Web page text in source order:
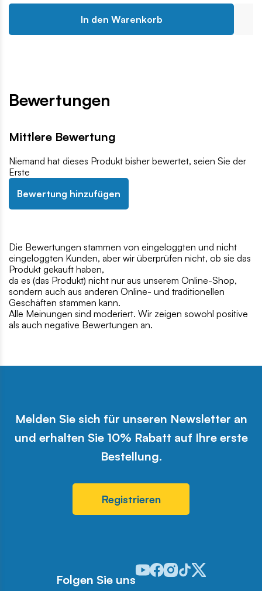
In den Warenkorb
Bewertungen
Mittlere Bewertung
Niemand hat dieses Produkt bisher bewertet, seien Sie der
Erste
Bewertung hinzufügen
Die Bewertungen stammen von eingeloggten und nicht
eingeloggten Kunden, aber wir überprüfen nicht, ob sie das
Produkt gekauft haben,
da es (das Produkt) nicht nur aus unserem Online-Shop,
sondern auch aus anderen Online- und traditionellen
Geschäften stammen kann.
Alle Meinungen sind moderiert. Wir zeigen sowohl positive
als auch negative Bewertungen an.
Melden Sie sich für unseren Newsletter an
und erhalten Sie 10% Rabatt auf Ihre erste
Bestellung.
Registrieren
Folgen Sie uns
Odwiedź nasz profil w serwisie
Odwiedź nasz profil w
Odwiedź nasz profil w
Odwiedź nasz profil
Odwiedź nasz